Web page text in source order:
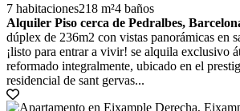
7 habitaciones218 m²4 baños
Alquiler Piso cerca de Pedralbes,
dúplex de 236m2 con vistas panorámicas en
¡listo para entrar a vivir! se alquila exclusivo
reformado integralmente, ubicado en el
residencial de sant gervas...